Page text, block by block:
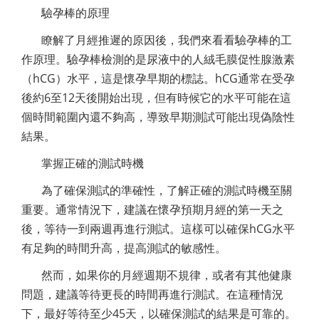
驗孕棒的原理
瞭解了月經推遲的原因後，我們來看看驗孕棒的工
作原理。驗孕棒檢測的是尿液中的人絨毛膜促性腺激素
（hCG）水平，這是懷孕早期的標誌。hCG通常在受孕
後約6至12天後開始出現，但有時候它的水平可能在這
個時間範圍內還不夠高，導致早期測試可能出現偽陰性
結果。
掌握正確的測試時機
為了確保測試的準確性，了解正確的測試時機至關
重要。通常情況下，建議在懷孕預期月經的第一天之
後，等待一到兩週再進行測試。這樣可以確保hCG水平
有足夠的時間升高，提高測試的敏感性。
然而，如果你的月經週期不規律，或者有其他健康
問題，建議等待更長的時間再進行測試。在這種情況
下，最好等待至少45天，以確保測試的結果是可靠的。